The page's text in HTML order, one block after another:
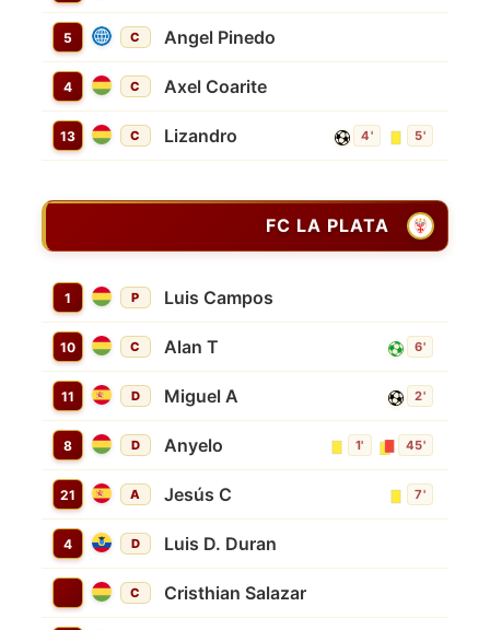
5 C Angel Pinedo
4 C Axel Coarite
13 C Lizandro 4' 5'
FC LA PLATA
1 P Luis Campos
10 C Alan T 6'
11 D Miguel A 2'
8 D Anyelo 1' 45'
21 A Jesús C 7'
4 D Luis D. Duran
C Cristhian Salazar